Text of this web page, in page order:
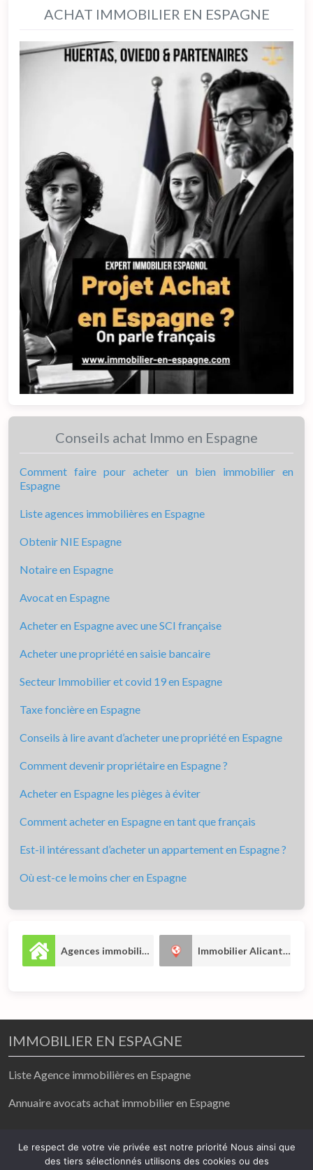
ACHAT IMMOBILIER EN ESPAGNE
Conseils achat Immo en Espagne
Comment faire pour acheter un bien immobilier en
Espagne
Liste agences immobilières en Espagne
Obtenir NIE Espagne
Notaire en Espagne
Avocat en Espagne
Acheter en Espagne avec une SCI française
Acheter une propriété en saisie bancaire
Secteur Immobilier et covid 19 en Espagne
Taxe foncière en Espagne
Conseils à lire avant d’acheter une propriété en Espagne
Comment devenir propriétaire en Espagne ?
Acheter en Espagne les pièges à éviter
Comment acheter en Espagne en tant que français
Est-il intéressant d’acheter un appartement en Espagne ?
Où est-ce le moins cher en Espagne
Agences immobilières 15 Immobilier Alicante
IMMOBILIER EN ESPAGNE
Liste Agence immobilières en Espagne
Annuaire avocats achat immobilier en Espagne
Le respect de votre vie privée est notre priorité Nous ainsi que
des tiers sélectionnés utilisons des cookies ou des